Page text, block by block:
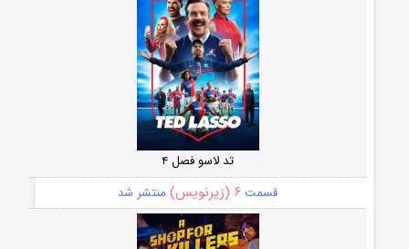
تد لاسو فصل ۴
قسمت ۶ (زیرنویس) منتشر شد